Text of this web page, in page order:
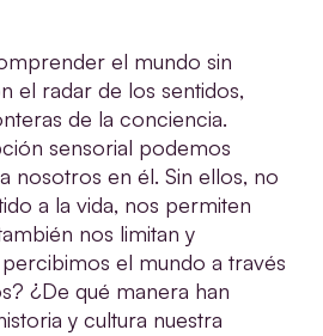
el mundo sin
el radar de los sentidos,
de la conciencia.
sensorial podemos
nosotros en él. Sin ellos, no
a la vida, nos permiten
nos limitan y
el mundo a través
¿De qué manera han
y cultura nuestra